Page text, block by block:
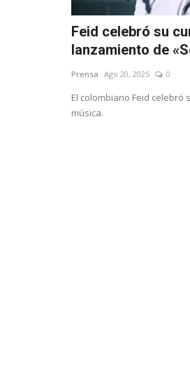
Feid celebró su
lanzamiento de
Prensa Ago 20, 2025 0
El colombiano Feid celebró
música.